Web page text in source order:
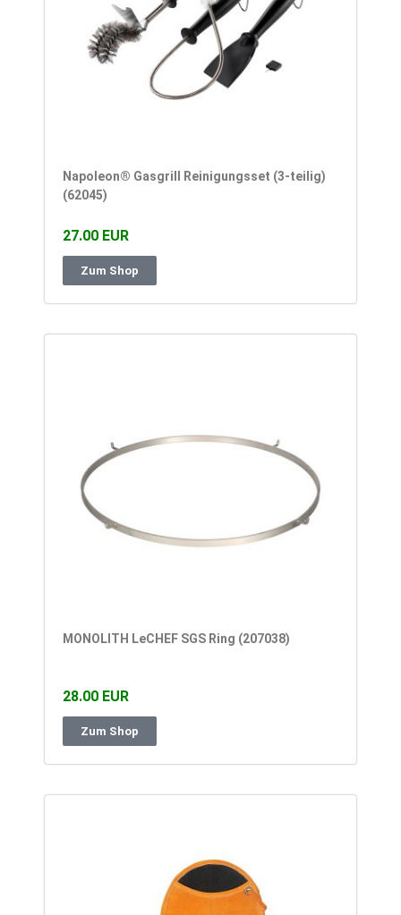
Napoleon® Gasgrill Reinigungsset (3-teilig)
(62045)
27.00 EUR
Zum Shop
MONOLITH LeCHEF SGS Ring (207038)
28.00 EUR
Zum Shop